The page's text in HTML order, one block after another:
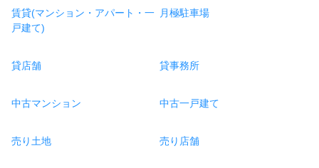
賃貸(マンション・アパート・一
戸建て)
月極駐車場
貸店舗 貸事務所
中古マンション 中古一戸建て
売り土地 売り店舗